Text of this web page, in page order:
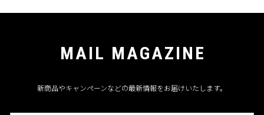
MAIL MAGAZINE
新商品やキャンペーンなどの最新情報をお届けいたします。